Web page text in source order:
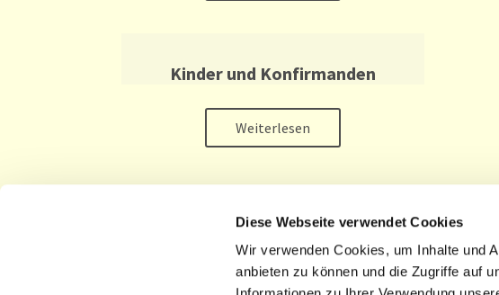
Diese Webseite verwendet Cookies
Wir verwenden Cookies, um Inhalte und
anbieten zu können und die Zugriffe auf
Kinder und Konfirmanden
Weiterlesen
Startseite Kirchengemeinde St.